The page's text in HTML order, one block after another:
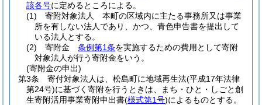
該各号に定めるところによる。
(1)
寄附対象法人 本町の区域内に主たる事務所又は事業
所を有しない法人であり、かつ、青色申告書を提出して
いる法人とする。
(2)
寄附金 条例第1条を実施するための費用として寄附
対象法人が行う寄附金をいう。
(寄附金の申出)
第3条
寄付対象法人は、松島町に地域再生法(平成17年法律
第24号)に基づく寄附を行うときは、まち・ひと・しごと創
生寄附活用事業寄附申出書(様式第1号)によるものとする。